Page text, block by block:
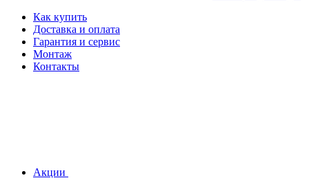
Как купить
Доставка и оплата
Гарантия и сервис
Монтаж
Контакты
Акции